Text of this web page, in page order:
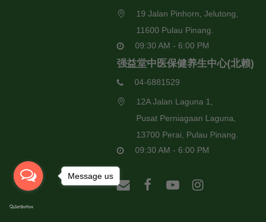
19 Jalan Pinhorn, Jelutong,
11600 Pulau Pinang.
09:30 AM - 6:00 PM
强益堂中医保健养生中心(北赖)
04-6881529
12A Jalan Laguna 1,
Pusat Perniagaan Laguna,
13700 Perai, Pulau Pinang.
09:30 AM - 6:00 PM
Message us